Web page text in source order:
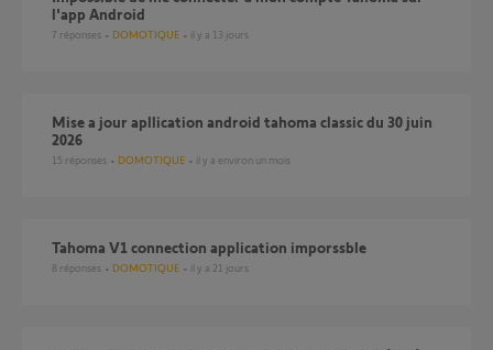
l'app Android
7 réponses DOMOTIQUE il y a 13 jours
Mise a jour apllication android tahoma classic du 30 juin
2026
15 réponses DOMOTIQUE il y a environ un mois
Tahoma V1 connection application imporssble
8 réponses DOMOTIQUE il y a 21 jours